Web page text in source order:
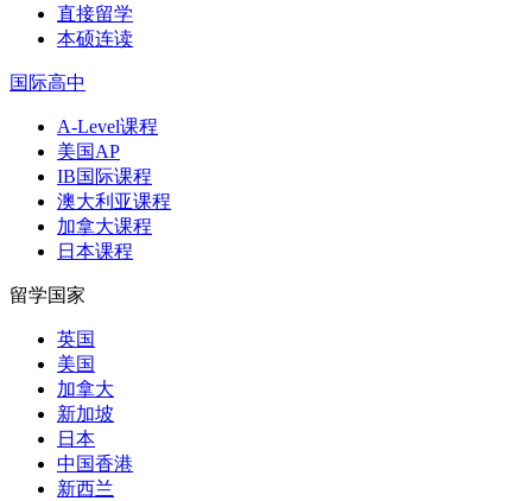
直接留学
本硕连读
国际高中
A-Level课程
美国AP
IB国际课程
澳大利亚课程
加拿大课程
日本课程
留学国家
英国
美国
加拿大
新加坡
日本
中国香港
新西兰